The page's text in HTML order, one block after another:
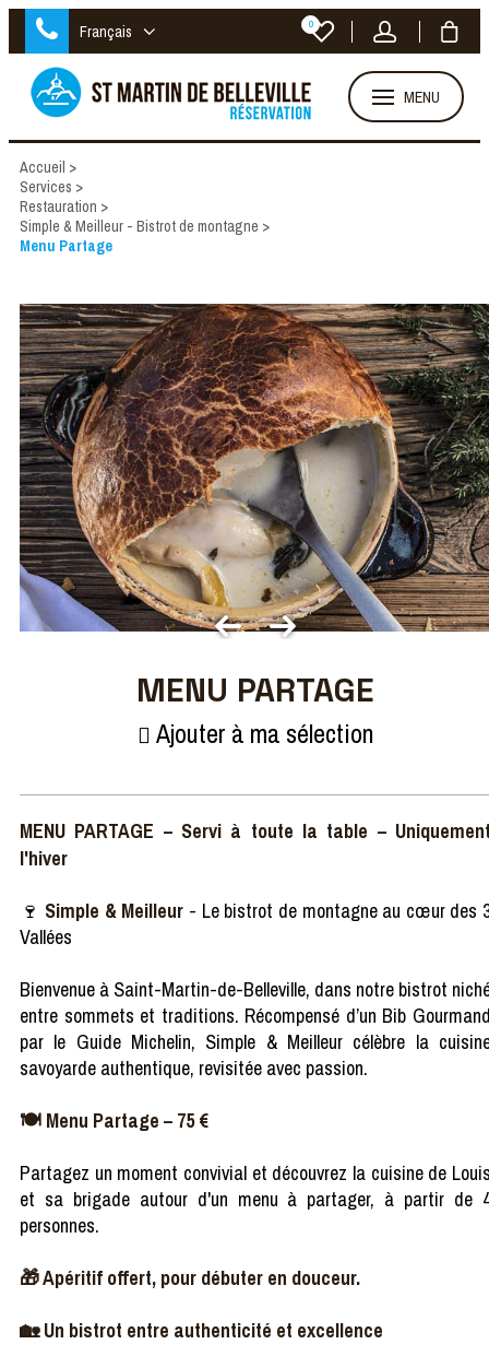
Français 0
MENU
Accueil >
Services >
Restauration >
Simple & Meilleur - Bistrot de montagne >
Menu Partage
MENU PARTAGE
Ajouter à ma sélection
MENU PARTAGE – Servi à toute la table –
l'hiver
🍷 Simple & Meilleur - Le bistrot de montagne au cœur des
Vallées
Bienvenue à Saint-Martin-de-Belleville, dans notre bistrot
entre sommets et traditions. Récompensé d’un Bib
par le Guide Michelin, Simple & Meilleur célèbre la
savoyarde authentique, revisitée avec passion.
🍽️ Menu Partage – 75 €
Partagez un moment convivial et découvrez la cuisine de
et sa brigade autour d'un menu à partager, à partir de
personnes.
🎁 Apéritif offert, pour débuter en douceur.
🏡 Un bistrot entre authenticité et excellence